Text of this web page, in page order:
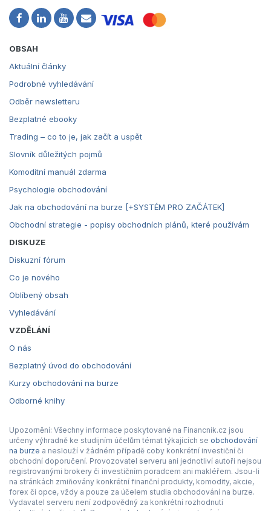
OBSAH
Aktuální články
Podrobné vyhledávání
Odběr newsletteru
Bezplatné ebooky
Trading – co to je, jak začít a uspět
Slovník důležitých pojmů
Komoditní manuál zdarma
Psychologie obchodování
Jak na obchodování na burze [+SYSTÉM PRO ZAČÁTEK]
Obchodní strategie - popisy obchodních plánů, které používám
DISKUZE
Diskuzní fórum
Co je nového
Oblíbený obsah
Vyhledávání
VZDĚLÁNÍ
O nás
Bezplatný úvod do obchodování
Kurzy obchodování na burze
Odborné knihy
Upozornění: Všechny informace poskytované na Financnik.cz jsou
určeny výhradně ke studijním účelům témat týkajících se obchodování
na burze a neslouží v žádném případě coby konkrétní investiční či
obchodní doporučení. Provozovatel serveru ani jednotliví autoři nejsou
registrovanými brokery či investičním poradcem ani makléřem. Jsou-li
na stránkách zmiňovány konkrétní finanční produkty, komodity, akcie,
forex či opce, vždy a pouze za účelem studia obchodování na burze.
Vydavatel serveru není zodpovědný za konkrétní rozhodnutí